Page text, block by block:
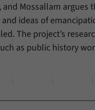
Mossallam argues
ideas of
The project’s
as public history